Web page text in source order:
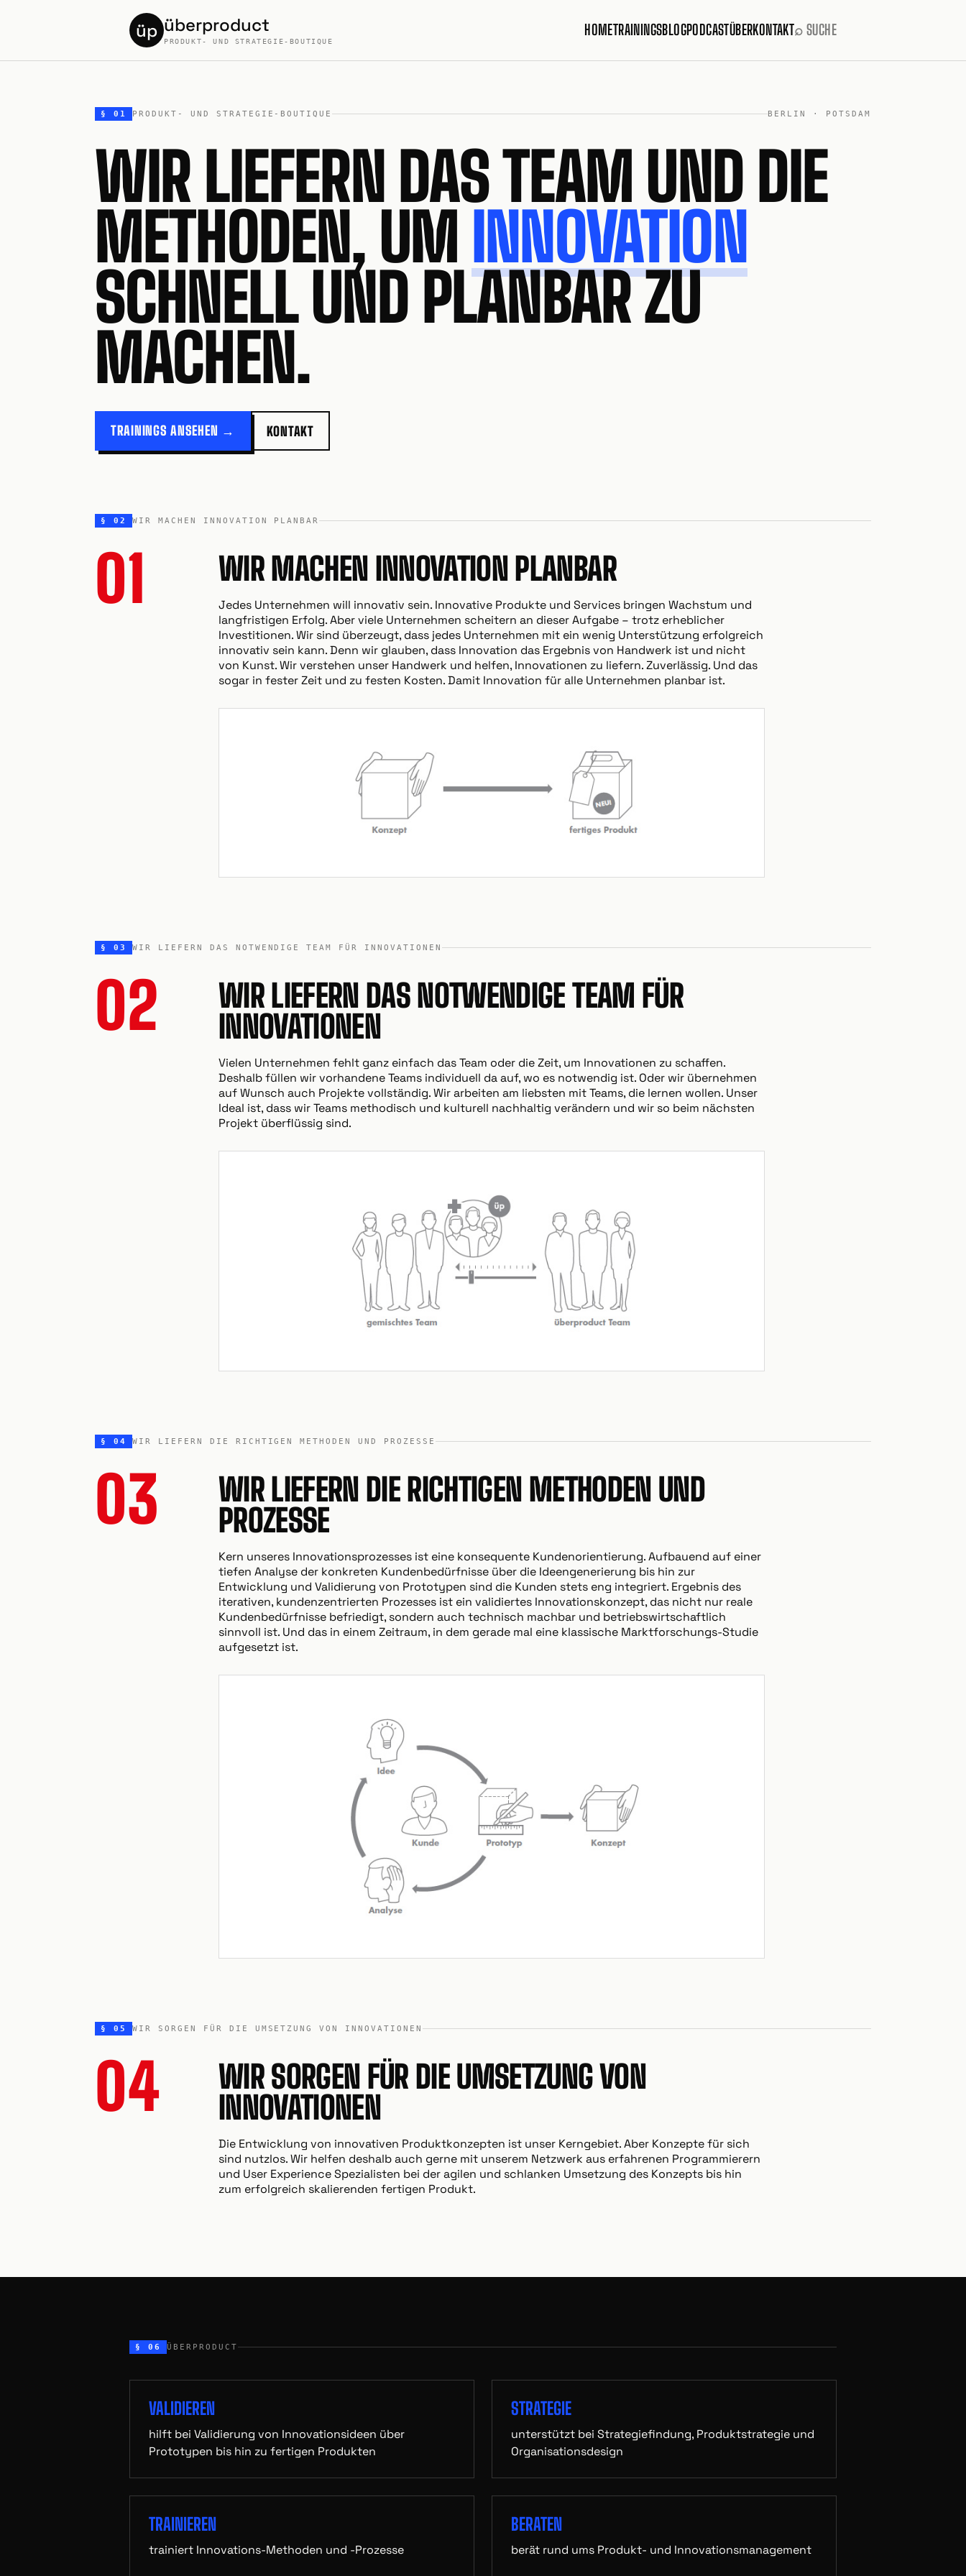
üp überproduct
PRODUKT- UND STRATEGIE-BOUTIQUE
HOMETRAININGSBLOGPODCASTÜBERKONTAKT⌕ SUCHE
§ 01 PRODUKT- UND STRATEGIE-BOUTIQUE BERLIN · POTSDAM
WIR LIEFERN DAS TEAM UND DIE
METHODEN, UM INNOVATION
SCHNELL UND PLANBAR ZU
MACHEN.
TRAININGS ANSEHEN → KONTAKT
§ 02 WIR MACHEN INNOVATION PLANBAR
01 WIR MACHEN INNOVATION PLANBAR
Jedes Unternehmen will innovativ sein. Innovative Produkte und Services bringen Wachstum und
langfristigen Erfolg. Aber viele Unternehmen scheitern an dieser Aufgabe – trotz erheblicher
Investitionen. Wir sind überzeugt, dass jedes Unternehmen mit ein wenig Unterstützung erfolgreich
innovativ sein kann. Denn wir glauben, dass Innovation das Ergebnis von Handwerk ist und nicht
von Kunst. Wir verstehen unser Handwerk und helfen, Innovationen zu liefern. Zuverlässig. Und das
sogar in fester Zeit und zu festen Kosten. Damit Innovation für alle Unternehmen planbar ist.
§ 03 WIR LIEFERN DAS NOTWENDIGE TEAM FÜR INNOVATIONEN
02
WIR LIEFERN DAS NOTWENDIGE TEAM FÜR
INNOVATIONEN
Vielen Unternehmen fehlt ganz einfach das Team oder die Zeit, um Innovationen zu schaffen.
Deshalb füllen wir vorhandene Teams individuell da auf, wo es notwendig ist. Oder wir übernehmen
auf Wunsch auch Projekte vollständig. Wir arbeiten am liebsten mit Teams, die lernen wollen. Unser
Ideal ist, dass wir Teams methodisch und kulturell nachhaltig verändern und wir so beim nächsten
Projekt überflüssig sind.
§ 04 WIR LIEFERN DIE RICHTIGEN METHODEN UND PROZESSE
03
WIR LIEFERN DIE RICHTIGEN METHODEN UND
PROZESSE
Kern unseres Innovationsprozesses ist eine konsequente Kundenorientierung. Aufbauend auf einer
tiefen Analyse der konkreten Kundenbedürfnisse über die Ideengenerierung bis hin zur
Entwicklung und Validierung von Prototypen sind die Kunden stets eng integriert. Ergebnis des
iterativen, kundenzentrierten Prozesses ist ein validiertes Innovationskonzept, das nicht nur reale
Kundenbedürfnisse befriedigt, sondern auch technisch machbar und betriebswirtschaftlich
sinnvoll ist. Und das in einem Zeitraum, in dem gerade mal eine klassische Marktforschungs-Studie
aufgesetzt ist.
§ 05 WIR SORGEN FÜR DIE UMSETZUNG VON INNOVATIONEN
04
WIR SORGEN FÜR DIE UMSETZUNG VON
INNOVATIONEN
Die Entwicklung von innovativen Produktkonzepten ist unser Kerngebiet. Aber Konzepte für sich
sind nutzlos. Wir helfen deshalb auch gerne mit unserem Netzwerk aus erfahrenen Programmierern
und User Experience Spezialisten bei der agilen und schlanken Umsetzung des Konzepts bis hin
zum erfolgreich skalierenden fertigen Produkt.
§ 06 ÜBERPRODUCT
VALIDIEREN
hilft bei Validierung von Innovationsideen über
Prototypen bis hin zu fertigen Produkten
STRATEGIE
unterstützt bei Strategiefindung, Produktstrategie und
Organisationsdesign
TRAINIEREN
trainiert Innovations-Methoden und -Prozesse
BERATEN
berät rund ums Produkt- und Innovationsmanagement